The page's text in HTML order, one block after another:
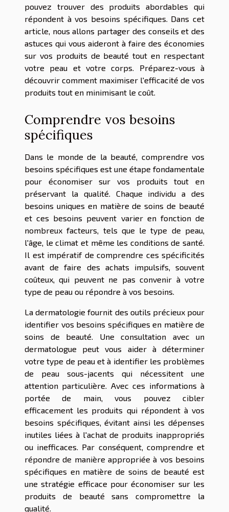
pouvez trouver des produits abordables qui
répondent à vos besoins spécifiques. Dans cet
article, nous allons partager des conseils et des
astuces qui vous aideront à faire des économies
sur vos produits de beauté tout en respectant
votre peau et votre corps. Préparez-vous à
découvrir comment maximiser l'efficacité de vos
produits tout en minimisant le coût.
Comprendre vos besoins
spécifiques
Dans le monde de la beauté, comprendre vos
besoins spécifiques est une étape fondamentale
pour économiser sur vos produits tout en
préservant la qualité. Chaque individu a des
besoins uniques en matière de soins de beauté
et ces besoins peuvent varier en fonction de
nombreux facteurs, tels que le type de peau,
l'âge, le climat et même les conditions de santé.
Il est impératif de comprendre ces spécificités
avant de faire des achats impulsifs, souvent
coûteux, qui peuvent ne pas convenir à votre
type de peau ou répondre à vos besoins.
La dermatologie fournit des outils précieux pour
identifier vos besoins spécifiques en matière de
soins de beauté. Une consultation avec un
dermatologue peut vous aider à déterminer
votre type de peau et à identifier les problèmes
de peau sous-jacents qui nécessitent une
attention particulière. Avec ces informations à
portée de main, vous pouvez cibler
efficacement les produits qui répondent à vos
besoins spécifiques, évitant ainsi les dépenses
inutiles liées à l'achat de produits inappropriés
ou inefficaces. Par conséquent, comprendre et
répondre de manière appropriée à vos besoins
spécifiques en matière de soins de beauté est
une stratégie efficace pour économiser sur les
produits de beauté sans compromettre la
qualité.